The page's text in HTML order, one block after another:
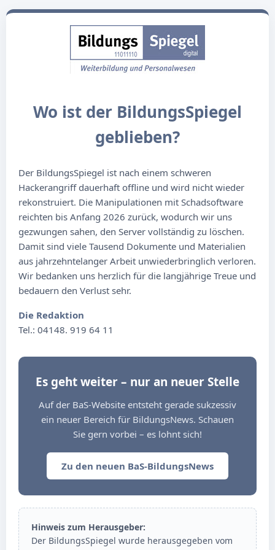
Wo ist der BildungsSpiegel
geblieben?
Der BildungsSpiegel ist nach einem schweren
Hackerangriff dauerhaft offline und wird nicht wieder
rekonstruiert. Die Manipulationen mit Schadsoftware
reichten bis Anfang 2026 zurück, wodurch wir uns
gezwungen sahen, den Server vollständig zu löschen.
Damit sind viele Tausend Dokumente und Materialien
aus jahrzehntelanger Arbeit unwiederbringlich verloren.
Wir bedanken uns herzlich für die langjährige Treue und
bedauern den Verlust sehr.
Die Redaktion
Tel.: 04148. 919 64 11
Es geht weiter – nur an neuer Stelle
Auf der BaS-Website entsteht gerade sukzessiv
ein neuer Bereich für BildungsNews. Schauen
Sie gern vorbei – es lohnt sich!
Zu den neuen BaS-BildungsNews
Hinweis zum Herausgeber:
Der BildungsSpiegel wurde herausgegeben vom